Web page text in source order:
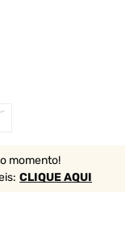
momento!
: CLIQUE AQUI